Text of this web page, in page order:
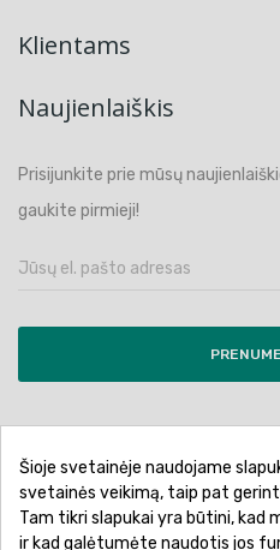
Klientams
Naujienlaiškis
Prisijunkite prie mūsų
gaukite pirmieji!
Pirkimo sąlygos ir taisyklės
Garantinis aptarnavimas
Šioje svetainėje naudojame
svetainės veikimą, taip pat
Tam tikri slapukai yra būtini, kad
ir kad galėtumėte naudotis jos